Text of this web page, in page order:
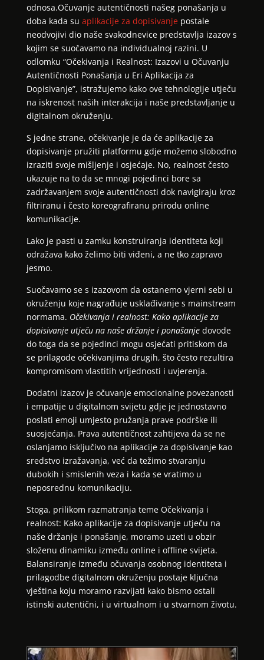
odnosa.Očuvanje autentičnosti našeg ponašanja u
doba kada su aplikacije za dopisivanjepostale
neodvojivi dio naše svakodnevice predstavlja izazov s
kojim se suočavamo na individualnoj razini. U
odlomku “Očekivanja i Realnost: Izazovi u Očuvanju
Autentičnosti Ponašanja u Eri Aplikacija za
Dopisivanje”, istražujemo kako ove tehnologije utječu
na iskrenost naših interakcija i naše predstavljanje u
digitalnom okruženju.
S jedne strane, očekivanje je da će aplikacije za
dopisivanje pružiti platformu gdje možemo slobodno
izraziti svoje mišljenje i osjećaje. No, realnost često
ukazuje na to da se mnogi pojedinci bore sa
zadržavanjem svoje autentičnosti dok navigiraju kroz
filtriranu i često koreografiranu prirodu online
komunikacije.
Lako je pasti u zamku konstruiranja identiteta koji
odražava kako želimo biti viđeni, a ne tko zapravo
jesmo.
Suočavamo se s izazovom da ostanemo vjerni sebi u
okruženju koje nagrađuje usklađivanje s mainstream
normama. Očekivanja i realnost: Kako aplikacije za
dopisivanje utječu na naše držanje i ponašanjedovode
do toga da se pojedinci mogu osjećati pritiskom da
se prilagode očekivanjima drugih, što često rezultira
kompromisom vlastitih vrijednosti i uvjerenja.
Dodatni izazov je očuvanje emocionalne povezanosti
i empatije u digitalnom svijetu gdje je jednostavno
poslati emoji umjesto pružanja prave podrške ili
suosjećanja. Prava autentičnost zahtijeva da se ne
oslanjamo isključivo na aplikacije za dopisivanje kao
sredstvo izražavanja, već da težimo stvaranju
dubokih i smislenih veza i kada se vratimo u
neposrednu komunikaciju.
Stoga, prilikom razmatranja teme Očekivanja i
realnost: Kako aplikacije za dopisivanje utječu na
naše držanje i ponašanje, moramo uzeti u obzir
složenu dinamiku između online i offline svijeta.
Balansiranje između očuvanja osobnog identiteta i
prilagodbe digitalnom okruženju postaje ključna
vještina koju moramo razvijati kako bismo ostali
istinski autentični, i u virtualnom i u stvarnom životu.